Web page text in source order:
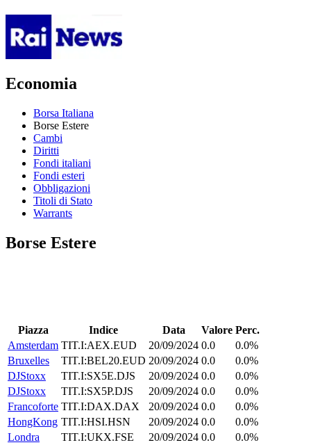
Economia
Borsa Italiana
Borse Estere
Cambi
Diritti
Fondi italiani
Fondi esteri
Obbligazioni
Titoli di Stato
Warrants
Borse Estere
Piazza Indice Data Valore Perc.
Amsterdam TIT.I:AEX.EUD 20/09/2024 0.0
0.0%
Bruxelles
TIT.I:BEL20.EUD 20/09/2024 0.0
0.0%
DJStoxx
TIT.I:SX5E.DJS 20/09/2024 0.0
0.0%
DJStoxx
TIT.I:SX5P.DJS 20/09/2024 0.0
0.0%
Francoforte TIT.I:DAX.DAX 20/09/2024 0.0
0.0%
HongKong TIT.I:HSI.HSN 20/09/2024 0.0
0.0%
Londra
TIT.I:UKX.FSE 20/09/2024 0.0
0.0%